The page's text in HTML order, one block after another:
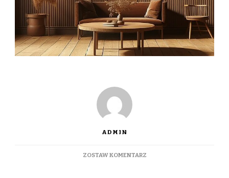
ADMIN
ZOSTAW KOMENTARZDO